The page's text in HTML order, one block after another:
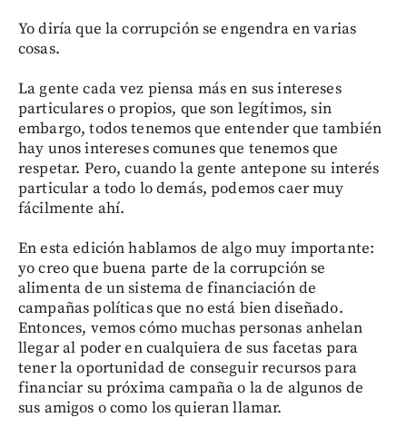
Yo diría que la corrupción se engendra en varias
cosas.
La gente cada vez piensa más en sus intereses
particulares o propios, que son legítimos, sin
embargo, todos tenemos que entender que también
hay unos intereses comunes que tenemos que
respetar. Pero, cuando la gente antepone su interés
particular a todo lo demás, podemos caer muy
fácilmente ahí.
En esta edición hablamos de algo muy importante:
yo creo que buena parte de la corrupción se
alimenta de un sistema de financiación de
campañas políticas que no está bien diseñado.
Entonces, vemos cómo muchas personas anhelan
llegar al poder en cualquiera de sus facetas para
tener la oportunidad de conseguir recursos para
financiar su próxima campaña o la de algunos de
sus amigos o como los quieran llamar.